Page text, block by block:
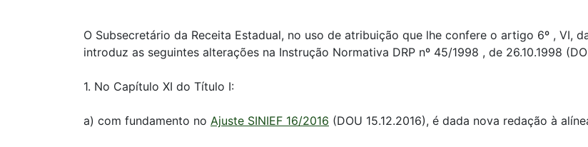
O Subsecretário da Receita Estadual, no uso de atribuição que lhe confere o artigo 6º , VI,
introduz as seguintes alterações na Instrução Normativa DRP nº 45/1998 , de 26.10.1998
1. No Capítulo XI do Título I:
a) com fundamento no Ajuste SINIEF 16/2016 (DOU 15.12.2016), é dada nova redação à